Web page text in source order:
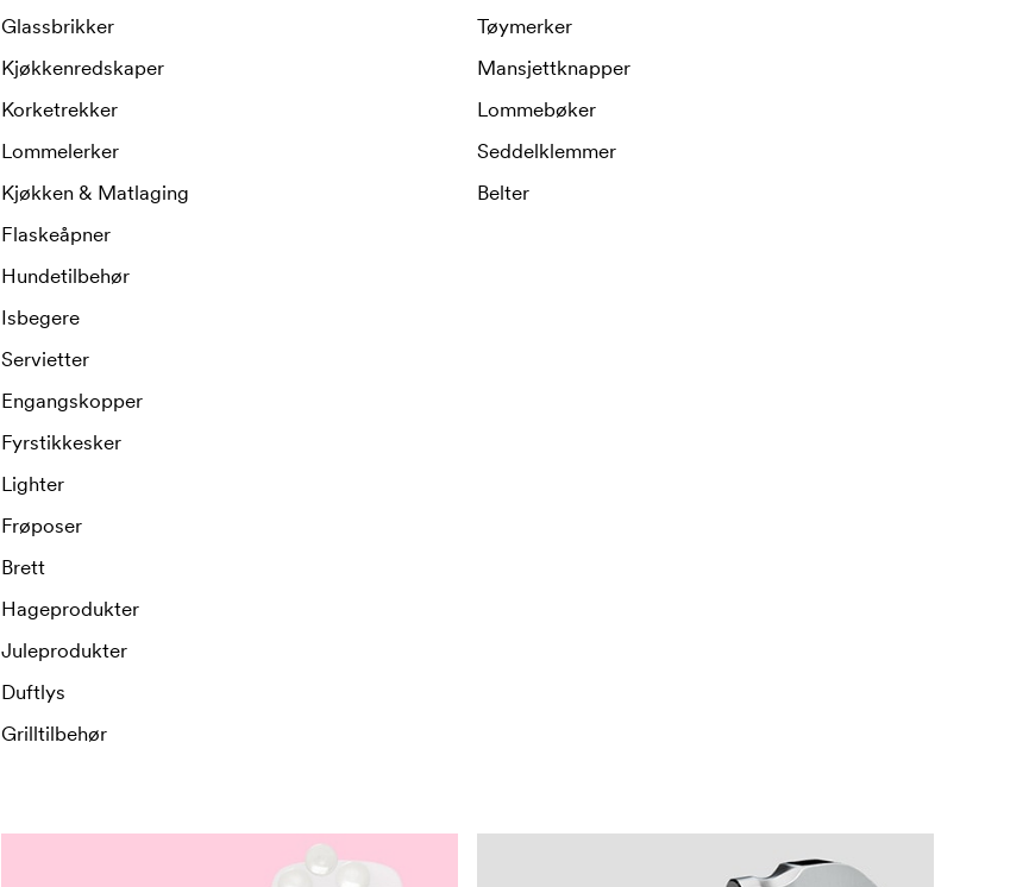
Glassbrikker
Kjøkkenredskaper
Korketrekker
Lommelerker
Kjøkken & Matlaging
Flaskeåpner
Hundetilbehør
Isbegere
Servietter
Engangskopper
Fyrstikkesker
Lighter
Frøposer
Brett
Hageprodukter
Juleprodukter
Duftlys
Grilltilbehør
Tøymerker
Mansjettknapper
Lommebøker
Seddelklemmer
Belter